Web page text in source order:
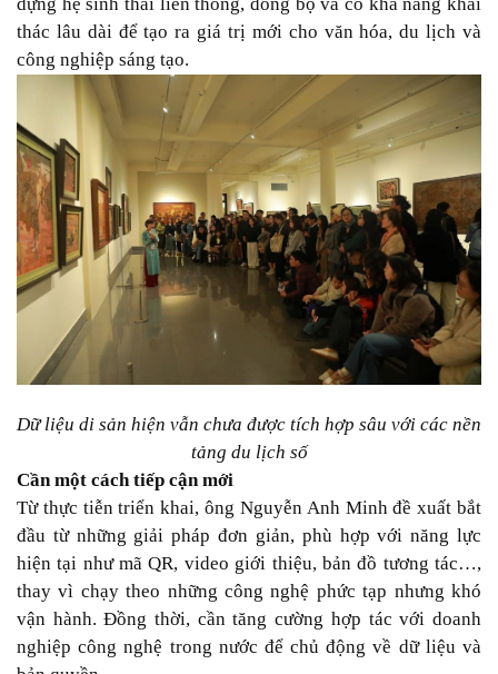
thác lâu dài để tạo ra giá trị mới cho văn hóa, du lịch và
công nghiệp sáng tạo.
Dữ liệu di sản hiện vẫn chưa được tích hợp sâu với các nền
tảng du lịch số
Cần một cách tiếp cận mới
Từ thực tiễn triển khai, ông Nguyễn Anh Minh đề xuất bắt
đầu từ những giải pháp đơn giản, phù hợp với năng lực
hiện tại như mã QR, video giới thiệu, bản đồ tương tác…,
thay vì chạy theo những công nghệ phức tạp nhưng khó
vận hành. Đồng thời, cần tăng cường hợp tác với doanh
nghiệp công nghệ trong nước để chủ động về dữ liệu và